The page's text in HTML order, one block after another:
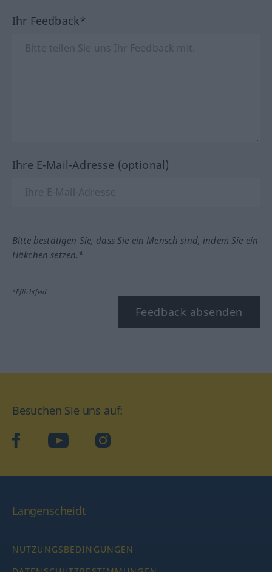
Ihr Feedback*
Ihre E-Mail-Adresse (optional)
Bitte bestätigen Sie, dass Sie ein Mensch sind, indem Sie ein
Häkchen setzen.*
*Pflichtfeld
Feedback absenden
Besuchen Sie uns auf:
facebookYouTube Instagram
Langenscheidt
NUTZUNGSBEDINGUNGEN